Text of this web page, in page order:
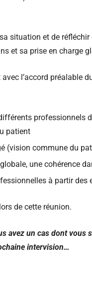
situation et de
et sa prise en charge
l’accord préalable
professionnels
patient
(vision commune du
une cohérence
à partir des
de cette réunion.
avez un cas dont vous
intervision…